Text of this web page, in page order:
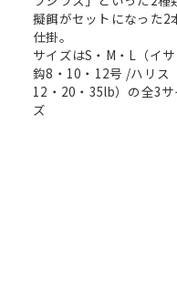
擬餌がセットになった2
仕掛。
サイズはS・M・L（イ
鈎8・10・12号 /ハリス
12・20・35lb）の全3サ
ズ